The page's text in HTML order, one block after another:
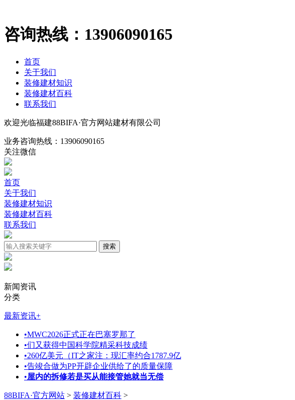
咨询热线： 13906090165
首页
关于我们
装修建材知识
装修建材百科
联系我们
欢迎光临福建88BIFA·官方网站建材有限公司
业务咨询热线： 13906090165
关注微信
首页
关于我们
装修建材知识
装修建材百科
联系我们
新闻资讯
分类
最新资讯+
•MWC2026正式正在巴塞罗那了
•们又获得中国科学院精采科技成绩
•260亿美元（IT之家注：现汇率约合1787.9亿
•告竣合做为PP开辟企业供给了的质量保障
•屋内的拆修若是买从能接管她就当无偿
88BIFA·官方网站 > 装修建材百科 >